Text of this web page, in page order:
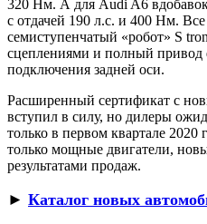
320 Нм. А для Audi A6
с отдачей 190 л.с. и 400 Нм.
семиступенчатый «робот» S
сцеплениями и полный привод
подключения задней оси.
Расширенный сертификат с
вступил в силу, но дилеры
только в первом квартале
только мощные двигатели,
результатами продаж.
► Каталог новых